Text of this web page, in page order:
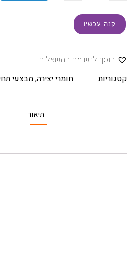
קנה עכשיו
הוסף לרשימת המשאלות
קטגוריות
חומרי יצירה,מבצעי
תיאור